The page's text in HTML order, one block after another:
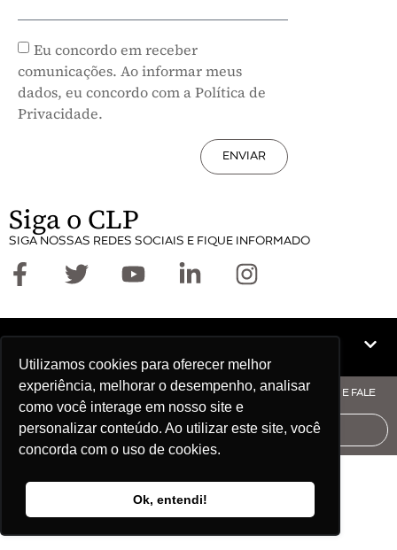
Utilizamos cookies para oferecer melhor
experiência, melhorar o desempenho, analisar
como você interage em nosso site e
personalizar conteúdo. Ao utilizar este site, você
concorda com o uso de cookies.
Ok, entendi!
Eu concordo em receber
comunicações. Ao informar meus
dados, eu concordo com a Política de
Privacidade.
ENVIAR
Siga o CLP
SIGA NOSSAS REDES SOCIAIS E FIQUE INFORMADO
© COPYRIGHT CLP - CNPJ: 09.512.143/0001-57 - CLIQUE AQUI E FALE
COM O CLP
AUDITORIA